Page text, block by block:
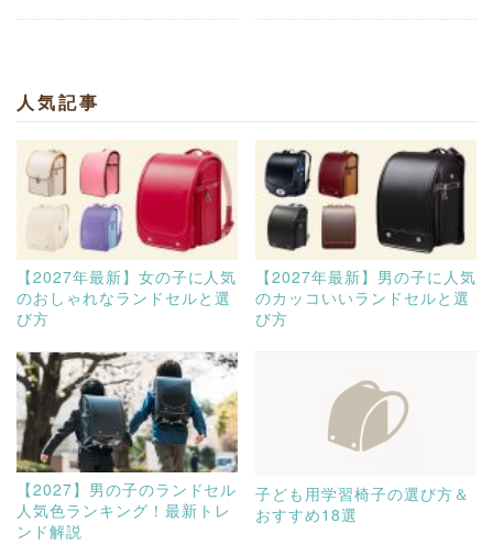
人気記事
【2027年最新】女の子に人気
のおしゃれなランドセルと選
び方
【2027年最新】男の子に人気
のカッコいいランドセルと選
び方
【2027】男の子のランドセル
人気色ランキング！最新トレ
ンド解説
子ども用学習椅子の選び方＆
おすすめ18選